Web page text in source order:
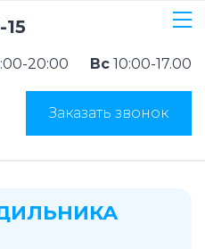
20:00 Вс 10:00-17.00
Заказать звонок